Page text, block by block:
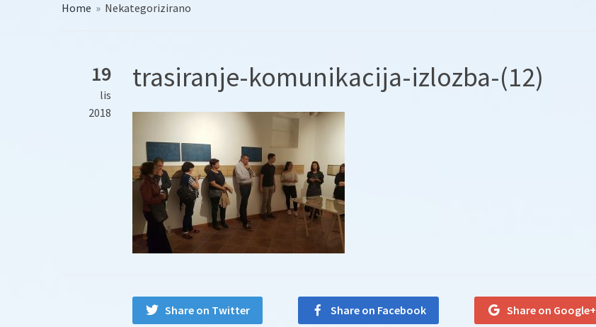
Home » Nekategorizirano
19
lis
2018
trasiranje-komunikacija-izlozba-(12)
Share on Twitter Share on Facebook Share on Google+